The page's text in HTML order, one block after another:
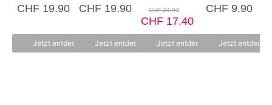
0
v
5
CHF19.90
Jetzt entdecken
0
v
5
CHF19.90
Jetzt entdecken
v
o
n
5
CHF24.90
Ursprünglicher
Preis
CHF 24.90
CHF17.40Aktueller
Preis
ist:
CHF 17.40.
Jetzt entdecken
0
v
5
CHF9.90
Jetzt